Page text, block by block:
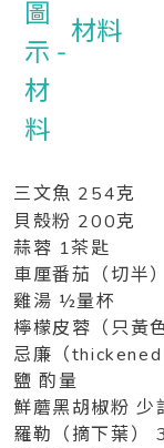
材料
三文魚 254克
貝殼粉 200克
蒜蓉 1茶匙
車厘番茄（切半
雞湯 ½量杯
檸檬皮蓉（只黃
忌廉（
鹽 酌量
鮮蘑黑胡椒粉 少
羅勒（摘下葉）